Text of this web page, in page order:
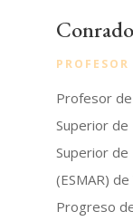
PROFESOR
Profesor
Superior de
Superior de
(ESMAR)
Progreso